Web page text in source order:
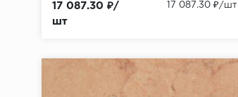
17 087.30 ₽/
шт
17 087.30 ₽/шт